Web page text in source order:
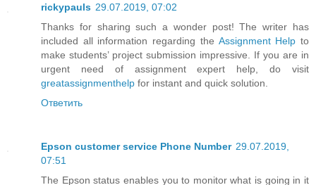
rickypauls 29.07.2019, 07:02
Thanks for sharing such a wonder post! The writer has
included all information regarding the Assignment Help to
make students’ project submission impressive. If you are in
urgent need of assignment expert help, do visit
greatassignmenthelp for instant and quick solution.
Ответить
Epson customer service Phone Number 29.07.2019,
07:51
The Epson status enables you to monitor what is going in it